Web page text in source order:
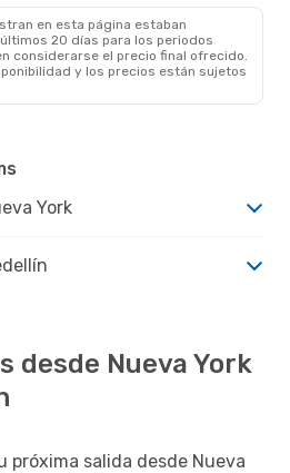
en esta página estaban
20 días para los periodos
considerarse el precio final ofrecido.
y los precios están sujetos
York
desde Nueva York
próxima salida desde Nueva